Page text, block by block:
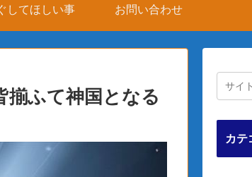
してほしい事 お問い合わせ
ふて神国となる
カテ